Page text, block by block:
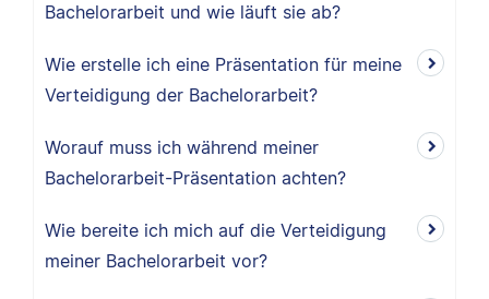
Bachelorarbeit und wie läuft sie ab?
Wie erstelle ich eine Präsentation für meine
Verteidigung der Bachelorarbeit?
Worauf muss ich während meiner
Bachelorarbeit-Präsentation achten?
Wie bereite ich mich auf die Verteidigung
meiner Bachelorarbeit vor?